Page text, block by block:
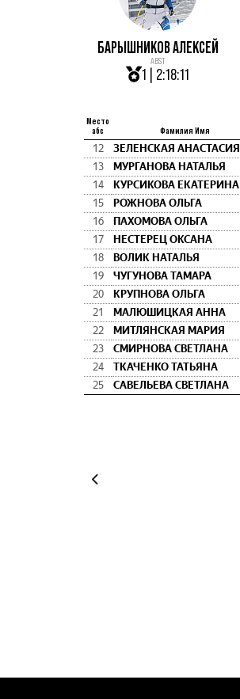
БАРЫШНИКОВ АЛЕКСЕЙ
ABST
1 | 2:18:11
Место
абс
Фамилия Имя
12 ЗЕЛЕНСКАЯ АНАСТАСИЯ
13
МУРГАНОВА НАТАЛЬЯ
14
КУРСИКОВА ЕКАТЕРИНА
15
РОЖНОВА ОЛЬГА
16
ПАХОМОВА ОЛЬГА
17
НЕСТЕРЕЦ ОКСАНА
18
ВОЛИК НАТАЛЬЯ
19
ЧУГУНОВА ТАМАРА
20
КРУПНОВА ОЛЬГА
21
МАЛЮШИЦКАЯ АННА
22
МИТЛЯНСКАЯ МАРИЯ
23
СМИРНОВА СВЕТЛАНА
24
ТКАЧЕНКО ТАТЬЯНА
25
САВЕЛЬЕВА СВЕТЛАНА